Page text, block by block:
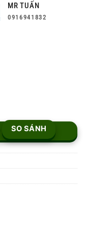
MR TUẤN
0916941832
SO SÁNH